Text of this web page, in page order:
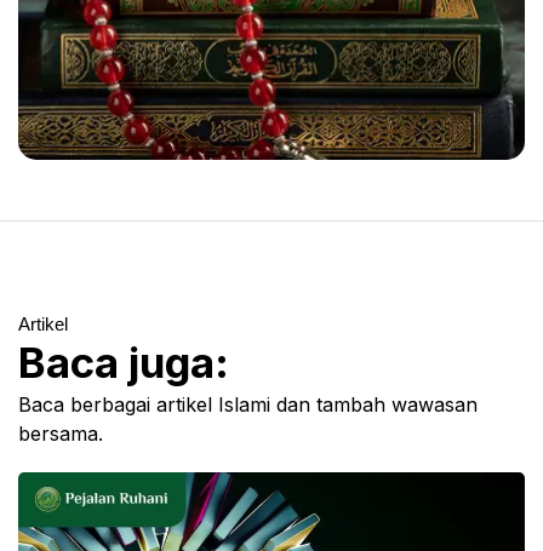
Artikel
Baca juga:
Baca berbagai artikel Islami dan tambah wawasan
bersama.